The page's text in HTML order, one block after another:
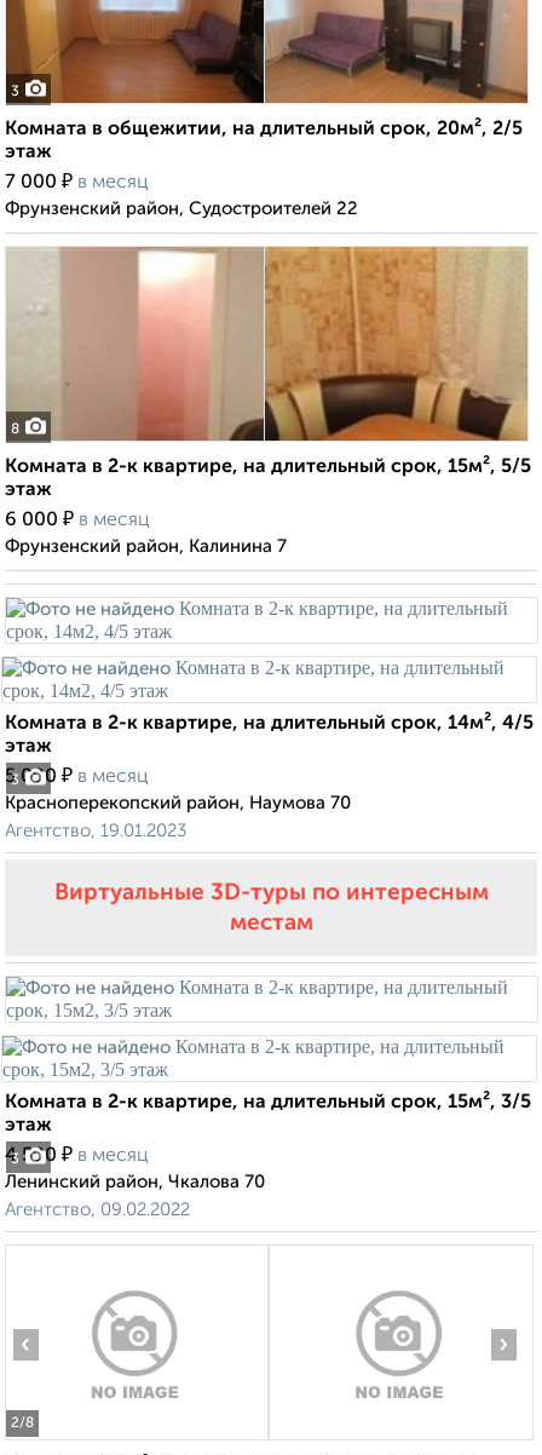
3
Комната в общежитии, на длительный срок, 20м², 2/5
этаж
7 000 ₽ в месяц
Фрунзенский район, Судостроителей 22
8
Комната в 2-к квартире, на длительный срок, 15м², 5/5
этаж
6 000 ₽ в месяц
Фрунзенский район, Калинина 7
3
Комната в 2-к квартире, на длительный срок, 14м², 4/5
этаж
5 000 ₽ в месяц
Красноперекопский район, Наумова 70
Агентство, 19.01.2023
Виртуальные 3D-туры по интересным
местам
3
Комната в 2-к квартире, на длительный срок, 15м², 3/5
этаж
4 500 ₽ в месяц
Ленинский район, Чкалова 70
Агентство, 09.02.2022
2/8
‹ ›